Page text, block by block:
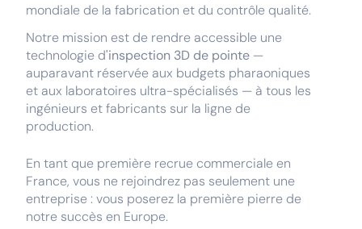
mondiale de la fabrication et du contrôle qualité.
Notre mission est de rendre accessible une
technologie d'inspection 3D de pointe —
auparavant réservée aux budgets pharaoniques
et aux laboratoires ultra-spécialisés — à tous les
ingénieurs et fabricants sur la ligne de
production.
En tant que première recrue commerciale en
France, vous ne rejoindrez pas seulement une
entreprise : vous poserez la première pierre de
notre succès en Europe.